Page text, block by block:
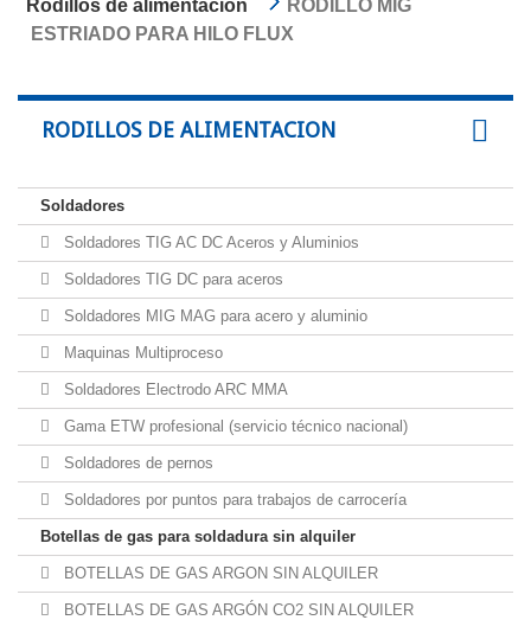
Rodillos de alimentacion
RODILLO MIG
ESTRIADO PARA HILO FLUX
RODILLOS DE ALIMENTACION
Soldadores
Soldadores TIG AC DC Aceros y Aluminios
Soldadores TIG DC para aceros
Soldadores MIG MAG para acero y aluminio
Maquinas Multiproceso
Soldadores Electrodo ARC MMA
Gama ETW profesional (servicio técnico nacional)
Soldadores de pernos
Soldadores por puntos para trabajos de carrocería
Botellas de gas para soldadura sin alquiler
BOTELLAS DE GAS ARGON SIN ALQUILER
BOTELLAS DE GAS ARGÓN CO2 SIN ALQUILER